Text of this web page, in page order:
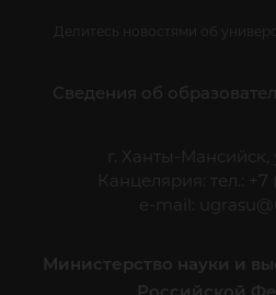
Делитесь новостями об
Сведения об
г. Ханты-Мансийск,
Канцелярия: тел.: +7
e-mail:
Министерство науки и